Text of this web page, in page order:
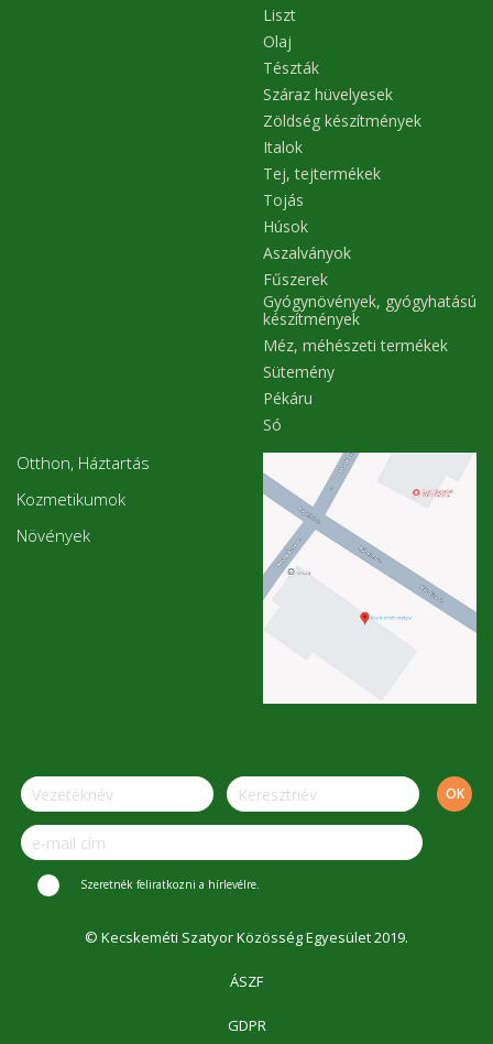
Liszt
Olaj
Tészták
Száraz hüvelyesek
Zöldség készítmények
Italok
Tej, tejtermékek
Tojás
Húsok
Aszalványok
Fűszerek
Gyógynövények, gyógyhatású
készítmények
Méz, méhészeti termékek
Sütemény
Pékáru
Só
Otthon, Háztartás
Kozmetikumok
Növények
Szeretnék feliratkozni a hírlevélre.
© Kecskeméti Szatyor Közösség Egyesület 2019.
ÁSZF
GDPR